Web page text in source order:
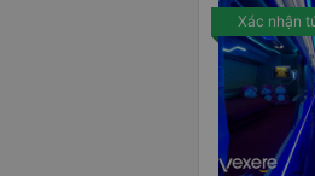
Xác nhận